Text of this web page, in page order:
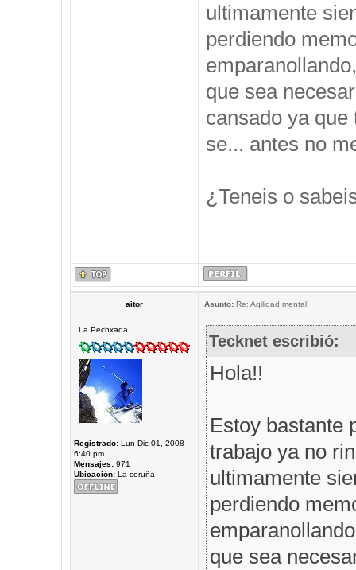
ultimamente
perdiendo
que sea
cansado ya
se... antes no
¿Teneis o
aitor Asunto:Re: Agilidad mental
La Pechxada
Registrado:Lun Dic 01, 2008
6:40 pm
Mensajes:971
Ubicación:La coruña
Tecknet escribió:
Hola!!
Estoy bastante
trabajo ya no
ultimamente
perdiendo
que sea